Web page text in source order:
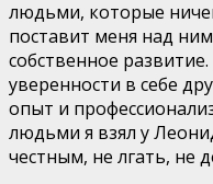
людьми, которые
поставит меня над
собственное
уверенности в себе
опыт и
людьми я взял у
честным, не лгать, не